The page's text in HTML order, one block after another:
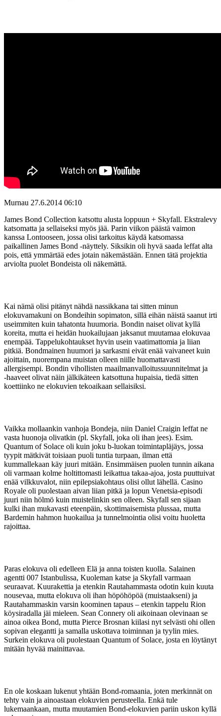
Murnau 27.6.2014 06:10
James Bond Collection katsottu alusta loppuun + Skyfall. Ekstralevy
katsomatta ja sellaiseksi myös jää. Parin viikon päästä vaimon
kanssa Lontooseen, jossa olisi tarkoitus käydä katsomassa
paikallinen James Bond ‑näyttely. Siksikin oli hyvä saada leffat alta
pois, että ymmärtää edes jotain näkemästään. Ennen tätä projektia
arviolta puolet Bondeista oli näkemättä.
Kai nämä olisi pitänyt nähdä nassikkana tai sitten minun
elokuvamakuni on Bondeihin sopimaton, sillä eihän näistä saanut irti
useimmiten kuin tahatonta huumoria. Bondin naiset olivat kyllä
koreita, mutta ei heidän huokailujaan jaksanut muutamaa elokuvaa
enempää. Tappelukohtaukset hyvin usein vaatimattomia ja liian
pitkiä. Bondmainen huumori ja sarkasmi eivät enää vaivaneet kuin
ajoittain, nuorempana muistan olleen niille huomattavasti
allergisempi. Bondin vihollisten maailmanvalloitussuunnitelmat ja
‑haaveet olivat näin jälkikäteen katsottuna hupaisia, tiedä sitten
koettiinko ne elokuvien tekoaikaan sellaisiksi.
Vaikka mollaankin vanhoja Bondeja, niin Daniel Craigin leffat ne
vasta huonoja olivatkin (pl. Skyfall, joka oli ihan jees). Esim.
Quantum of Solace oli kuin joku b-luokan toimintapläjäys, jossa
tyypit mätkivät toisiaan puoli tuntia turpaan, ilman että
kummallekaan käy juuri mitään. Ensimmäisen puolen tunnin aikana
oli varmaan kolme holtittomasti leikattua takaa-ajoa, josta puuttuivat
enää vilkkuvalot, niin epilepsiakohtaus olisi ollut lähellä. Casino
Royale oli puolestaan aivan liian pitkä ja lopun Venetsia-episodi
juuri niin hölmö kuin muistelinkin sen olleen. Skyfall sen sijaan
kulki ihan mukavasti eteenpäin, skottimaisemista plussaa, mutta
Bardemin hahmon huokailua ja tunnelmointia olisi voitu huoletta
rajoittaa.
Paras elokuva oli edelleen Elä ja anna toisten kuolla. Salainen
agentti 007 Istanbulissa, Kuoleman katse ja Skyfall varmaan
seuraavat. Kuurakettia ja etenkin Rautahammasta odotin kuin kuuta
nousevaa, mutta elokuva oli ihan höpöhöpöä (muistaakseni) ja
Rautahammaskin varsin koominen tapaus – etenkin tappelu Rion
köysiradalla jäi mieleen. Sean Connery oli aikoinaan olevinaan se
ainoa oikea Bond, mutta Pierce Brosnan kiilasi nyt selvästi ohi ollen
sopivan elegantti ja samalla uskottava toiminnan ja tyylin mies.
Surkein elokuva oli puolestaan Quantum of Solace, josta en löytänyt
mitään hyvää mainittavaa.
En ole koskaan lukenut yhtään Bond-romaania, joten merkinnät on
tehty vain ja ainoastaan elokuvien perusteella. Enkä tule
lukemaankaan, mutta muutamien Bond-elokuvien pariin uskon kyllä